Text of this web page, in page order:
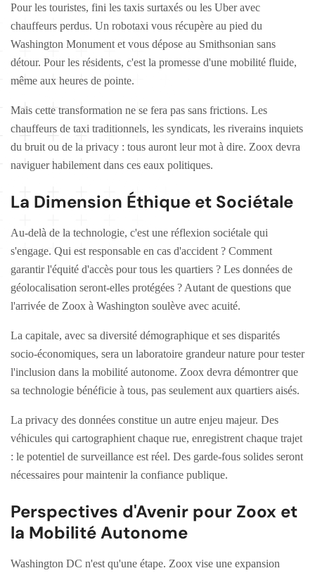
Pour les touristes, fini les taxis surtaxés ou les Uber avec
chauffeurs perdus. Un robotaxi vous récupère au pied du
Washington Monument et vous dépose au Smithsonian sans
détour. Pour les résidents, c'est la promesse d'une mobilité fluide,
même aux heures de pointe.
Mais cette transformation ne se fera pas sans frictions. Les
chauffeurs de taxi traditionnels, les syndicats, les riverains inquiets
du bruit ou de la privacy : tous auront leur mot à dire. Zoox devra
naviguer habilement dans ces eaux politiques.
La Dimension Éthique et Sociétale
Au-delà de la technologie, c'est une réflexion sociétale qui
s'engage. Qui est responsable en cas d'accident ? Comment
garantir l'équité d'accès pour tous les quartiers ? Les données de
géolocalisation seront-elles protégées ? Autant de questions que
l'arrivée de Zoox à Washington soulève avec acuité.
La capitale, avec sa diversité démographique et ses disparités
socio-économiques, sera un laboratoire grandeur nature pour tester
l'inclusion dans la mobilité autonome. Zoox devra démontrer que
sa technologie bénéficie à tous, pas seulement aux quartiers aisés.
La privacy des données constitue un autre enjeu majeur. Des
véhicules qui cartographient chaque rue, enregistrent chaque trajet
: le potentiel de surveillance est réel. Des garde-fous solides seront
nécessaires pour maintenir la confiance publique.
Perspectives d'Avenir pour Zoox et
la Mobilité Autonome
Washington DC n'est qu'une étape. Zoox vise une expansion